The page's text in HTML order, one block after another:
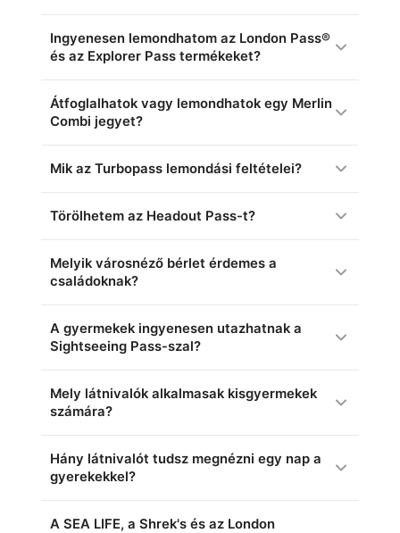
Ingyenesen lemondhatom az London Pass®
és az Explorer Pass termékeket?
Átfoglalhatok vagy lemondhatok egy Merlin
Combi jegyet?
Mik az Turbopass lemondási feltételei?
Törölhetem az Headout Pass-t?
Melyik városnéző bérlet érdemes a
családoknak?
A gyermekek ingyenesen utazhatnak a
Sightseeing Pass-szal?
Mely látnivalók alkalmasak kisgyermekek
számára?
Hány látnivalót tudsz megnézni egy nap a
gyerekekkel?
A SEA LIFE, a Shrek's és az London